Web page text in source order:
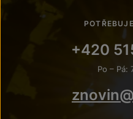
+420
Po – Pá: